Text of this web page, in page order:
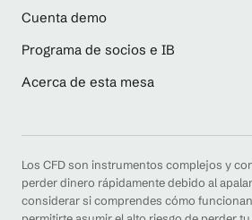
Cuenta demo
Programa de socios e IB
Acerca de esta mesa
Los CFD son instrumentos complejos y
perder dinero rápidamente debido al
considerar si comprendes cómo